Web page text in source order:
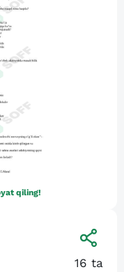
qiling!
16 ta